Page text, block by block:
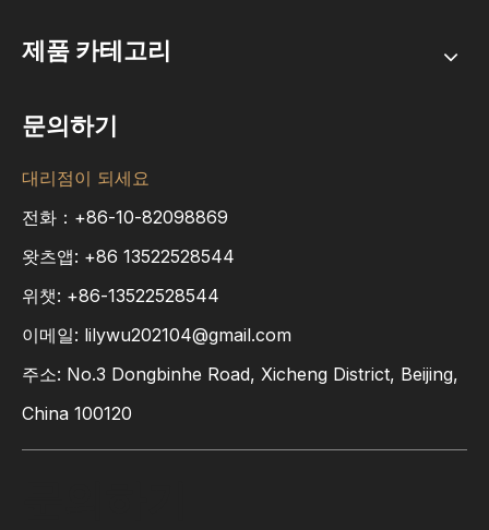
제품 카테고리
문의하기
대리점이 되세요
전화：+86-10-82098869
왓츠앱: +86 13522528544
위챗: +86-13522528544
이메일: lilywu202104@gmail.com
주소: No.3 Dongbinhe Road, Xicheng District, Beijing,
China 100120